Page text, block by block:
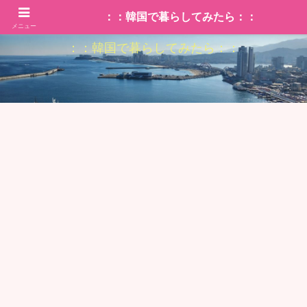
：：韓国で暮らしてみたら：：
メニュー
：：韓国で暮らしてみたら：：